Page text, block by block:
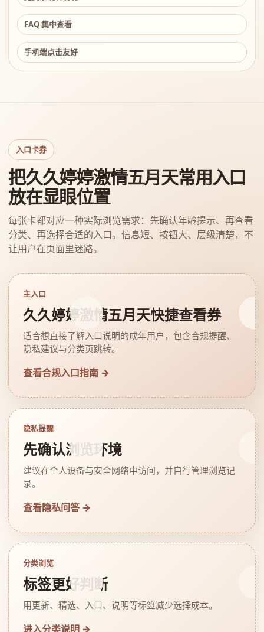
FAQ 集中查看
手机端点击友好
入口卡券
把久久婷婷激情五月天常用入口
放在显眼位置
每张卡都对应一种实际浏览需求：先确认年龄提示、再查看
分类、再选择合适的入口。信息短、按钮大、层级清楚，不
让用户在页面里迷路。
主入口
久久婷婷激情五月天快捷查看券
适合想直接了解入口说明的成年用户，包含合规提醒、
隐私建议与分类页跳转。
查看合规入口指南 →
隐私提醒
先确认浏览环境
建议在个人设备与安全网络中访问，并自行管理浏览记
录。
查看隐私问答 →
分类浏览
标签更好判断
用更新、精选、入口、说明等标签减少选择成本。
进入分类说明 →